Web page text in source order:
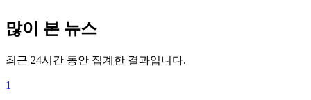
많이 본 뉴스
최근 24시간 동안 집계한 결과입니다.
1